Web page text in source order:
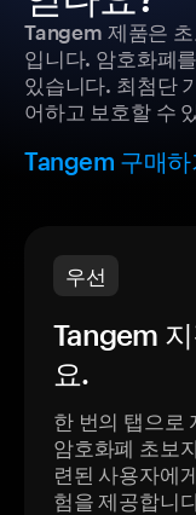
Tangem 제품은
입니다. 암호화폐
있습니다. 최첨단
어하고 보호할 수
Tangem 구매하
우선
Tangem
요.
한 번의 탭으로
암호화폐 초보
련된 사용자에
험을 제공합니